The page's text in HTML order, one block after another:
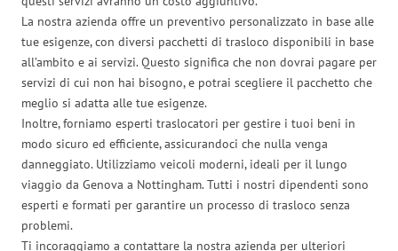
La nostra azienda offre un preventivo personalizzato in base alle
tue esigenze, con diversi pacchetti di trasloco disponibili in base
all’ambito e ai servizi. Questo significa che non dovrai pagare per
servizi di cui non hai bisogno, e potrai scegliere il pacchetto che
meglio si adatta alle tue esigenze.
Inoltre, forniamo esperti traslocatori per gestire i tuoi beni in
modo sicuro ed efficiente, assicurandoci che nulla venga
danneggiato. Utilizziamo veicoli moderni, ideali per il lungo
viaggio da Genova a Nottingham. Tutti i nostri dipendenti sono
esperti e formati per garantire un processo di trasloco senza
problemi.
Ti incoraggiamo a contattare la nostra azienda per ulteriori